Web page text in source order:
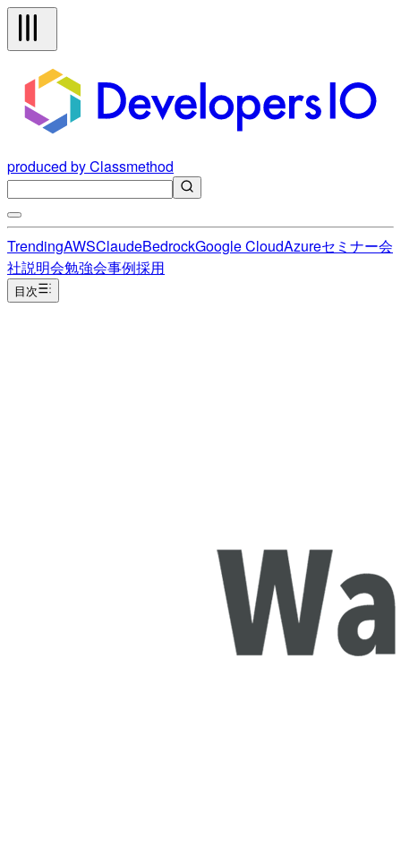
produced by Classmethod
TrendingAWSClaudeBedrockGoogle CloudAzureセミナー会
社説明会勉強会事例採用
目次